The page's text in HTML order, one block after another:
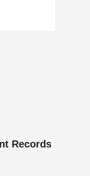
Records